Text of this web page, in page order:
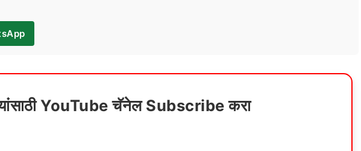
YouTube चॅनेल Subscribe करा